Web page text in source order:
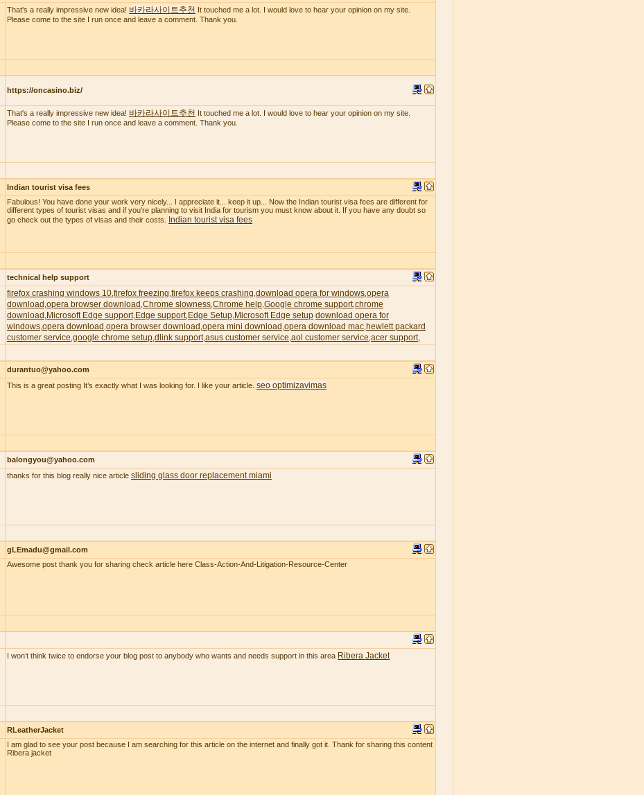
That's a really impressive new idea! 바카라사이트추천 It touched me a lot. I would love to hear your opinion on my site.
Please come to the site I run once and leave a comment. Thank you.
https://oncasino.biz/
That's a really impressive new idea! 바카라사이트추천 It touched me a lot. I would love to hear your opinion on my site.
Please come to the site I run once and leave a comment. Thank you.
Indian tourist visa fees
Fabulous! You have done your work very nicely... I appreciate it... keep it up... Now the Indian tourist visa fees are different for
different types of tourist visas and if you're planning to visit India for tourism you must know about it. If you have any doubt so
go check out the types of visas and their costs.
Indian tourist visa fees
technical help support
firefox crashing windows 10 firefox freezing firefox keeps crashing download opera for windows opera
download opera browser download Chrome slowness Chrome help Google chrome support,chrome
download Microsoft Edge support, Edge support, Edge Setup Microsoft Edge setup download opera for
windows opera download opera browser download opera mini download opera download mac hewlett packard
customer service google chrome setup dlink support,asus customer service aol customer service acer support,
durantuo@yahoo.com
This is a great posting It’s exactly what I was looking for. I like your article. seo optimizavimas
balongyou@yahoo.com
thanks for this blog really nice article sliding glass door replacement miami
gLEmadu@gmail.com
Awesome post thank you for sharing check article here Class-Action-And-Litigation-Resource-Center
I won’t think twice to endorse your blog post to anybody who wants and needs support in this area Ribera Jacket
RLeatherJacket
I am glad to see your post because I am searching for this article on the internet and finally got it. Thank for sharing this content
Ribera jacket